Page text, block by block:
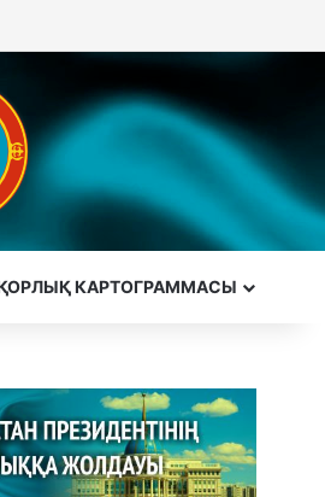
КАРТОГРАММАСЫ